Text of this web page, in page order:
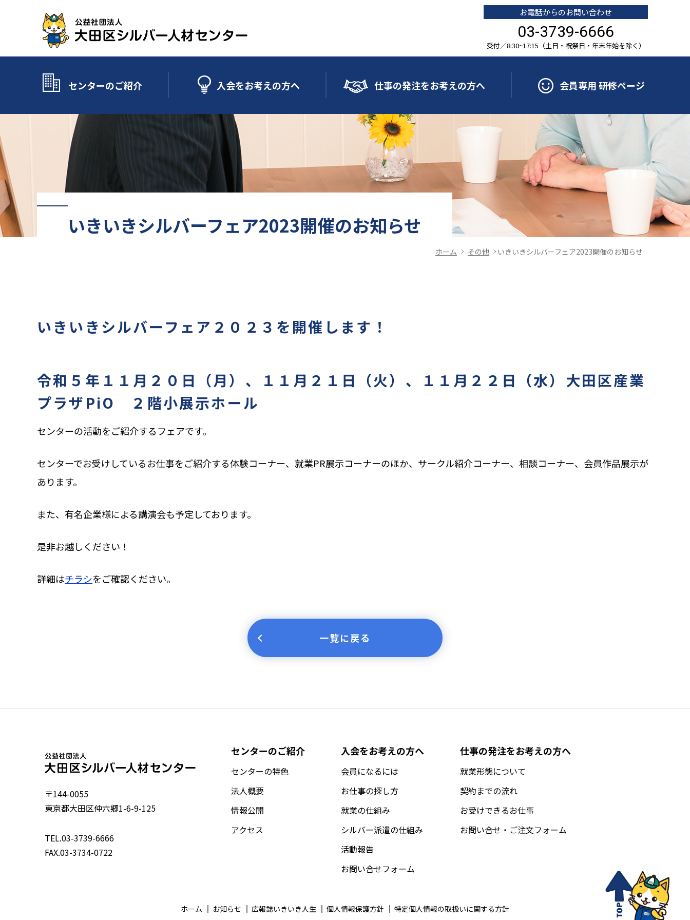
お電話からのお問い合わせ
03-3739-6666
受付／8:30~17:15（土日・祝祭日・年末年始を除く）
センターのご紹介 入会をお考えの方へ 仕事の発注をお考えの方へ 会員専用 研修ページ
いきいきシルバーフェア2023開催のお知らせ
ホーム その他 いきいきシルバーフェア2023開催のお知らせ
いきいきシルバーフェア２０２３を開催します！
令和５年１１月２０日（月）、１１月２１日（火）、１１月２２日（水）大田区産業
プラザPiO ２階小展示ホール
センターの活動をご紹介するフェアです。
センターでお受けしているお仕事をご紹介する体験コーナー、就業PR展示コーナーのほか、サークル紹介コーナー、相談コーナー、会員作品展示が
あります。
また、有名企業様による講演会も予定しております。
是非お越しください！
詳細はチラシをご確認ください。
一覧に戻る
〒144-0055
東京都大田区仲六郷1-6-9-125
TEL.03-3739-6666
FAX.03-3734-0722
センターのご紹介
センターの特色
法人概要
情報公開
アクセス
入会をお考えの方へ
会員になるには
お仕事の探し方
就業の仕組み
シルバー派遣の仕組み
活動報告
お問い合せフォーム
仕事の発注をお考えの方へ
就業形態について
契約までの流れ
お受けできるお仕事
お問い合せ・ご注文フォーム
ホーム お知らせ 広報誌いきいき人生 個人情報保護方針 特定個人情報の取扱いに関する方針